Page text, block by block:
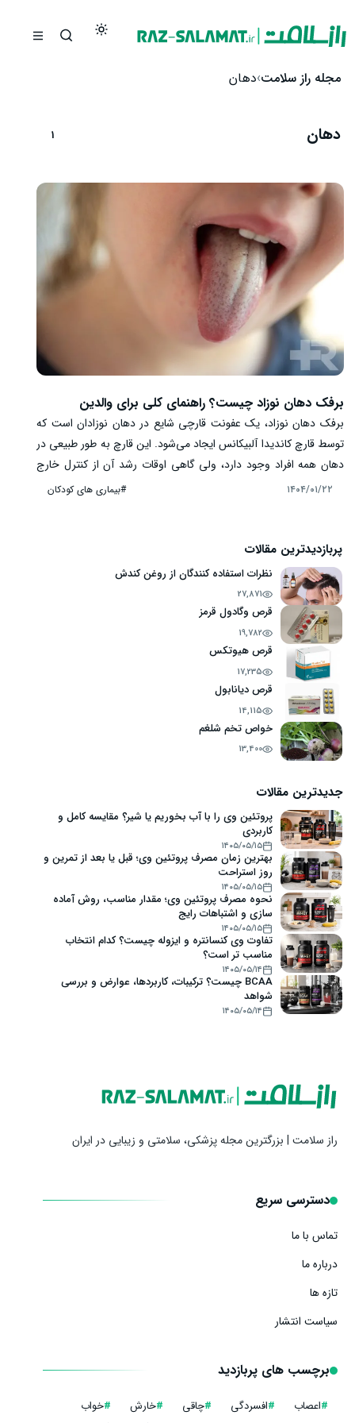
پرش به محتوا
مجله راز سلامت دهان
دهان 1
برفک دهان نوزاد چیست؟ راهنمای کلی برای والدین
برفک دهان نوزاد، یک عفونت قارچی شایع در دهان نوزادان است که
توسط قارچ کاندیدا آلبیکانس ایجاد می‌شود. این قارچ به طور طبیعی در
دهان همه افراد وجود دارد، ولی گاهی اوقات رشد آن از کنترل خارج
شده و منجر به عفونت می‌شود. تشخیص زودهنگام و درمان مناسب
تشخیص برفک دهان نوزاد می‌پردازیم تا والدین بتوانند با آگاهی کامل،
از سلامت دهان نوزاد خود مراقبت کنند.
۱۴۰۴/۰۱/۲۲ #بیماری های کودکان
پربازدیدترین مقالات
نظرات استفاده کنندگان از روغن کندش
27,871
قرص وگادول قرمز
19,782
قرص هیوتکس
17,235
قرص دیانابول
14,115
خواص تخم شلغم
13,400
جدیدترین مقالات
پروتئین وی را با آب بخوریم یا شیر؟ مقایسه کامل و
کاربردی
۱۴۰۵/۰۵/۱۵
بهترین زمان مصرف پروتئین وی؛ قبل یا بعد از تمرین و
روز استراحت
۱۴۰۵/۰۵/۱۵
نحوه مصرف پروتئین وی؛ مقدار مناسب، روش آماده
سازی و اشتباهات رایج
۱۴۰۵/۰۵/۱۵
تفاوت وی کنسانتره و ایزوله چیست؟ کدام انتخاب
مناسب تر است؟
۱۴۰۵/۰۵/۱۴
BCAA چیست؟ ترکیبات، کاربردها، عوارض و بررسی
شواهد
۱۴۰۵/۰۵/۱۴
راز سلامت | بزرگترین مجله پزشکی، سلامتی و زیبایی در ایران
دسترسی سریع
تماس با ما
درباره ما
تازه ها
سیاست انتشار
برچسب های پربازدید
#اعصاب #افسردگی #چاقی #خارش #خواب